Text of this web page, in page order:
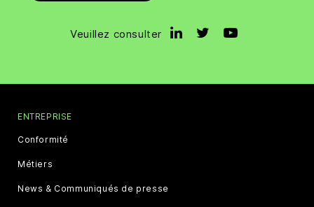
Veuillez consulter
ENTREPRISE
Conformité
Métiers
News & Communiqués de presse